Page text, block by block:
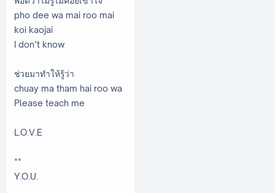
pho dee wa mai roo mai
koi kaojai
I don’t know
ช่วยมาทำให้รู้ว่า
chuay ma tham hai roo wa
Please teach me
L.O.V.E
**
Y.O.U.